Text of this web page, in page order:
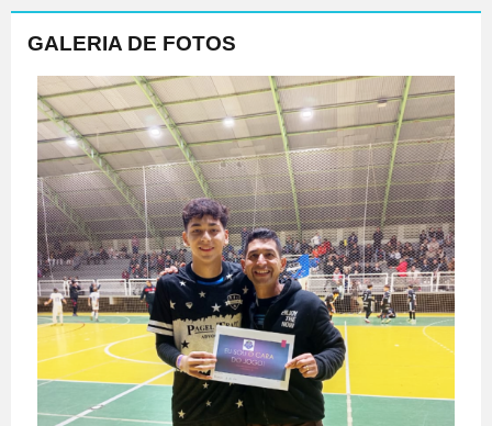
GALERIA DE FOTOS